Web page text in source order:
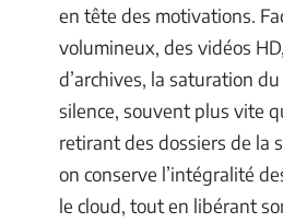
en tête des motivations.
volumineux, des vidéos
d’archives, la saturation
silence, souvent plus vite
retirant des dossiers de la
on conserve l’intégralité
le cloud, tout en libérant